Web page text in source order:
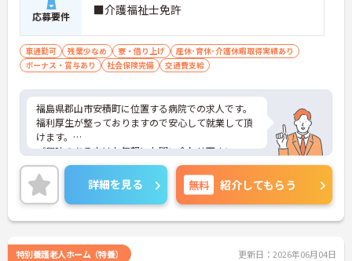
応募要件 ■介護福祉士免許
車通勤可 残業少なめ 寮・借り上げ
産休･育休･介護休暇取得実績あり
ボーナス・賞与あり
社会保険完備 交通費支給
福島県郡山市安積町に位置する病院での求人です。
福利厚生が整っておりますので安心して就業して頂
けます。
ご興味のある方はお気軽にお問い合わせ下さい。
詳細を見る 無料 紹介してもらう
特別養護老人ホーム（特養） 更新日：2026年06月04日